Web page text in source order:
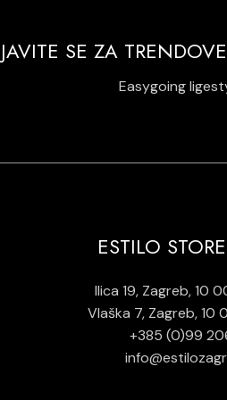
SE ZA
Easygoing
ESTILO
Ilica 19, Zagreb, 10
Vlaška 7, Zagreb, 10
+385 (0)99